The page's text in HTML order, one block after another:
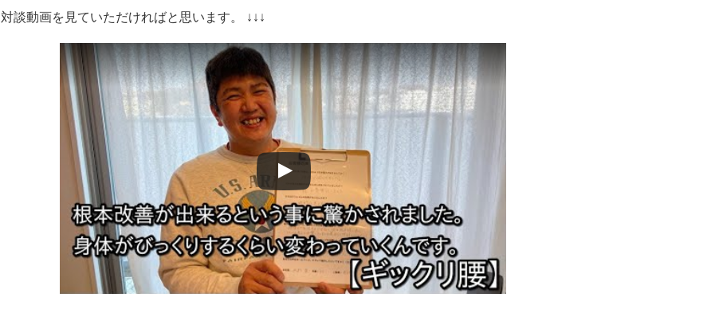
対談動画を見ていただければと思います。 ↓↓↓
Watch this video on YouTube